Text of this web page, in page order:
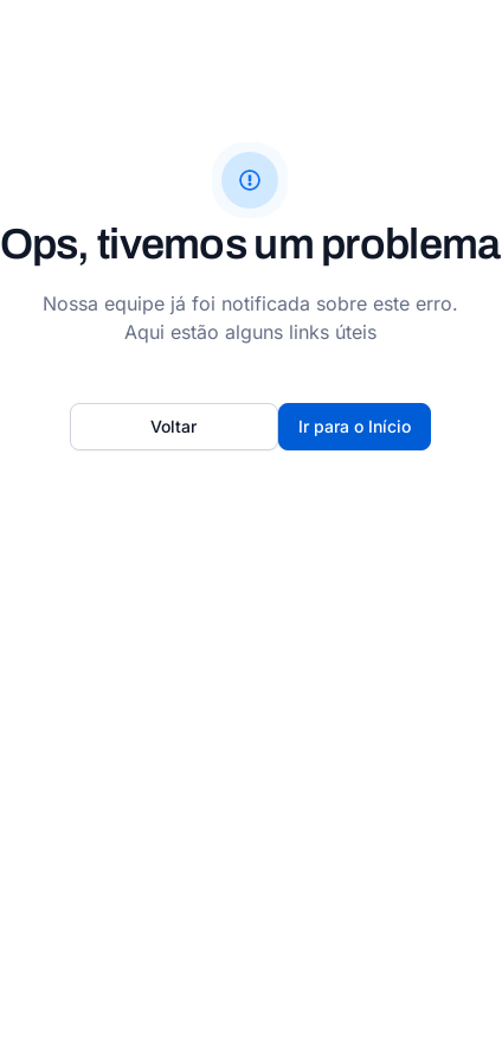
Ops, tivemos um problema
Nossa equipe já foi notificada sobre este erro.
Aqui estão alguns links úteis
Ir para o Início
Voltar